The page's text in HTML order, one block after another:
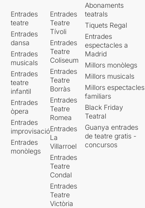
Entrades
teatre
Entrades
dansa
Entrades
musicals
Entrades
teatre
infantil
Entrades
òpera
Entrades
improvisació
Entrades
monòlegs
Entrades
Teatre
Tívoli
Entrades
Teatre
Coliseum
Entrades
Teatre
Borràs
Entrades
Teatre
Romea
Entrades
La
Villarroel
Entrades
Teatre
Condal
Entrades
Teatre
Victòria
Abonaments
teatrals
Tiquets Regal
Entrades
espectacles a
Madrid
Millors monòlegs
Millors musicals
Millors espectacles
familiars
Black Friday
Teatral
Guanya entrades
de teatre gratis -
concursos